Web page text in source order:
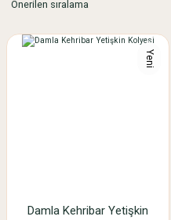
Yeni
Damla Kehribar Yetişkin